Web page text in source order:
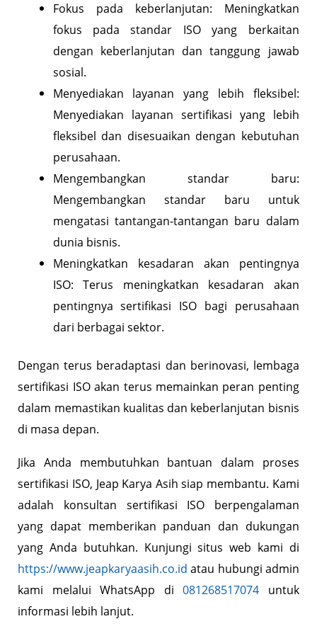
Fokus pada keberlanjutan: Meningkatkan
fokus pada standar ISO yang berkaitan
dengan keberlanjutan dan tanggung jawab
sosial.
Menyediakan layanan yang lebih fleksibel:
Menyediakan layanan sertifikasi yang lebih
fleksibel dan disesuaikan dengan kebutuhan
perusahaan.
Mengembangkan standar baru:
Mengembangkan standar baru untuk
mengatasi tantangan-tantangan baru dalam
dunia bisnis.
Meningkatkan kesadaran akan pentingnya
ISO: Terus meningkatkan kesadaran akan
pentingnya sertifikasi ISO bagi perusahaan
dari berbagai sektor.
Dengan terus beradaptasi dan berinovasi, lembaga
sertifikasi ISO akan terus memainkan peran penting
dalam memastikan kualitas dan keberlanjutan bisnis
di masa depan.
Jika Anda membutuhkan bantuan dalam proses
sertifikasi ISO, Jeap Karya Asih siap membantu. Kami
adalah konsultan sertifikasi ISO berpengalaman
yang dapat memberikan panduan dan dukungan
yang Anda butuhkan. Kunjungi situs web kami di
https://www.jeapkaryaasih.co.id atau hubungi admin
kami melalui WhatsApp di 081268517074 untuk
informasi lebih lanjut.